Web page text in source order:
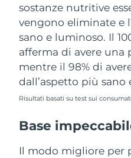
sostanze nutritive
vengono eliminate e
sano e luminoso. Il
afferma di avere una
mentre il 98% di
dall’aspetto più sano
Risultati basati su test sui
Base
Il modo migliore per